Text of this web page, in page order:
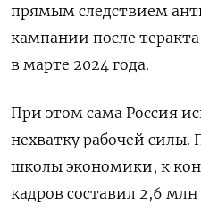
прямым следствием
кампании после
в марте 2024 года.
При этом сама Россия
нехватку рабочей
школы экономики, к
кадров составил 2,6 млн